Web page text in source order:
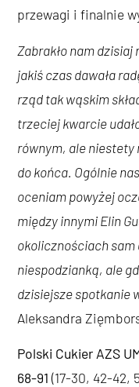
przewagi i finalnie
Zabrakło nam
jakiś czas dawała
rząd tak wąskim
trzeciej kwarcie
równym, ale niestety
do końca. Ogólnie
oceniam powyżej
między innymi Elin
okolicznościach sam
niespodzianką, ale
dzisiejsze spotkanie
Aleksandra
Polski Cukier AZS
68-91(17-30, 42-42,